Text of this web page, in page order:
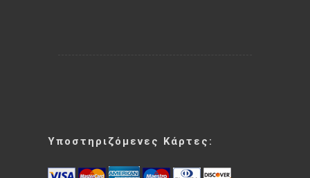
Υποστηριζόμενες Κάρτες: